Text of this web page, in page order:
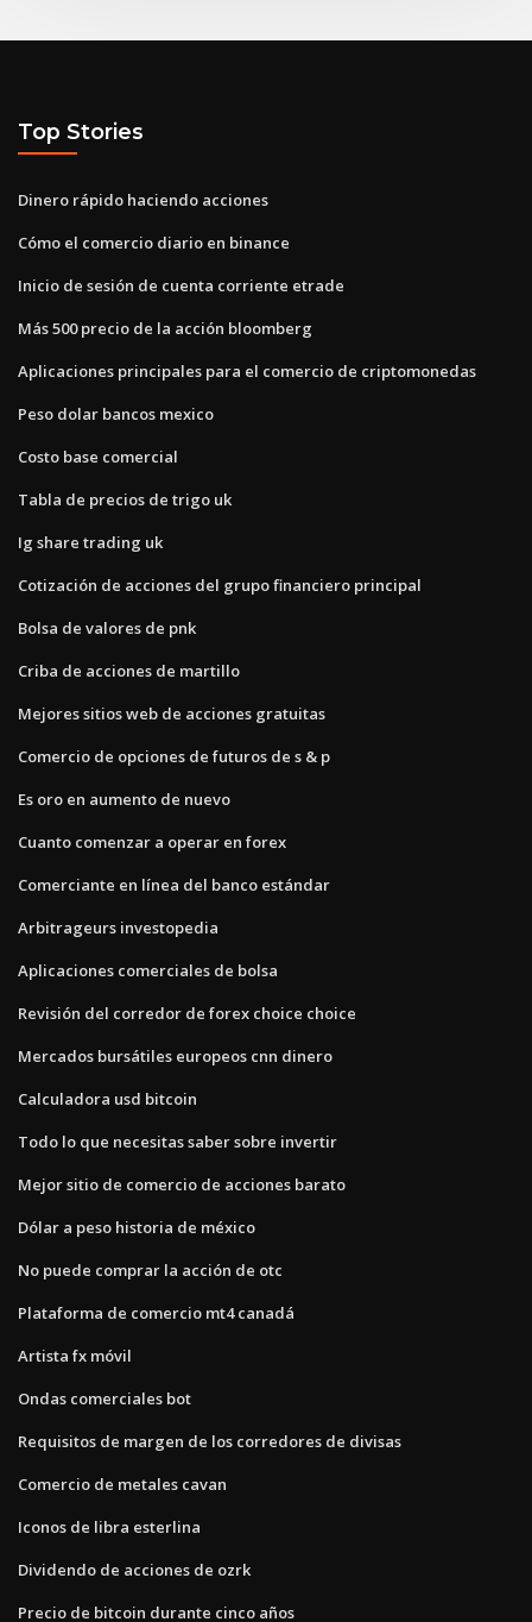
Top Stories
Dinero rápido haciendo acciones
Cómo el comercio diario en binance
Inicio de sesión de cuenta corriente etrade
Más 500 precio de la acción bloomberg
Aplicaciones principales para el comercio de criptomonedas
Peso dolar bancos mexico
Costo base comercial
Tabla de precios de trigo uk
Ig share trading uk
Cotización de acciones del grupo financiero principal
Bolsa de valores de pnk
Criba de acciones de martillo
Mejores sitios web de acciones gratuitas
Comercio de opciones de futuros de s & p
Es oro en aumento de nuevo
Cuanto comenzar a operar en forex
Comerciante en línea del banco estándar
Arbitrageurs investopedia
Aplicaciones comerciales de bolsa
Revisión del corredor de forex choice choice
Mercados bursátiles europeos cnn dinero
Calculadora usd bitcoin
Todo lo que necesitas saber sobre invertir
Mejor sitio de comercio de acciones barato
Dólar a peso historia de méxico
No puede comprar la acción de otc
Plataforma de comercio mt4 canadá
Artista fx móvil
Ondas comerciales bot
Requisitos de margen de los corredores de divisas
Comercio de metales cavan
Iconos de libra esterlina
Dividendo de acciones de ozrk
Precio de bitcoin durante cinco años